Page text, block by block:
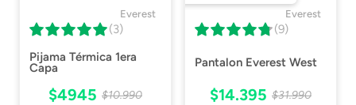
Everest
(3)
Pijama Térmica 1era
Capa
$4945 $10.990
Everest
(9)
Pantalon Everest West
$14.395 $31.990